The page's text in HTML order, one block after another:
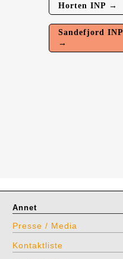
Horten INP →
Sandefjord INP
→
Annet
Presse / Media
Kontaktliste